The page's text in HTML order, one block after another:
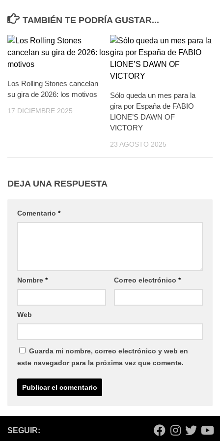
TAMBIÉN TE PODRÍA GUSTAR...
Los Rolling Stones cancelan
su gira de 2026: los motivos
17 DICIEMBRE 2025
Sólo queda un mes para la
gira por España de FABIO
LIONE’S DAWN OF
VICTORY
23 AGOSTO 2025
DEJA UNA RESPUESTA
Comentario *
Nombre * Correo electrónico *
Web
Guarda mi nombre, correo electrónico y web en
este navegador para la próxima vez que comente.
SEGUIR: